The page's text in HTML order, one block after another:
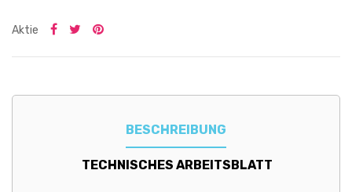
Aktie
BESCHREIBUNG
TECHNISCHES ARBEITSBLATT